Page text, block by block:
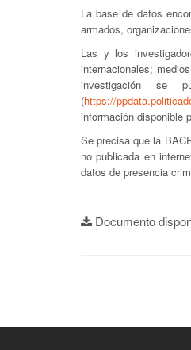
La base de datos
armados,
Las y los
internacionales;
investigación se
(https://
información disponible
Se precisa que la
no publicada en
datos de presencia
Documento